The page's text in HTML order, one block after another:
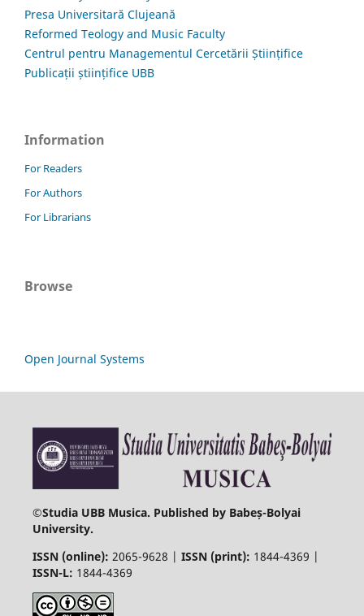
Presa Universitară Clujeană
Reformed Teology and Music Faculty
Centrul pentru Managementul Cercetării Științifice
Publicații științifice UBB
Information
For Readers
For Authors
For Librarians
Browse
Open Journal Systems
©Studia UBB Musica. Published by Babeș-Bolyai
University.
ISSN (online): 2065-9628 | ISSN (print): 1844-4369 |
ISSN-L: 1844-4369